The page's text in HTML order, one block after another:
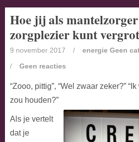
Hoe jij als
zorgplezier kunt
9 november 2017 / energie Geen
/
Geen reacties
“Zooo, pittig”, “Wel zwaar zeker?”
zou houden?”
Als je vertelt
dat je